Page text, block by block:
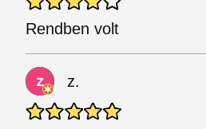
Rendben volt
z.